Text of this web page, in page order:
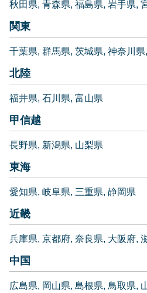
秋田県 青森県 福島県 岩手県
関東
千葉県 群馬県 茨城県 神奈川県
北陸
福井県 石川県 富山県
甲信越
長野県 新潟県 山梨県
東海
愛知県 岐阜県 三重県 静岡県
近畿
兵庫県 京都府 奈良県 大阪府
中国
広島県 岡山県 島根県 鳥取県